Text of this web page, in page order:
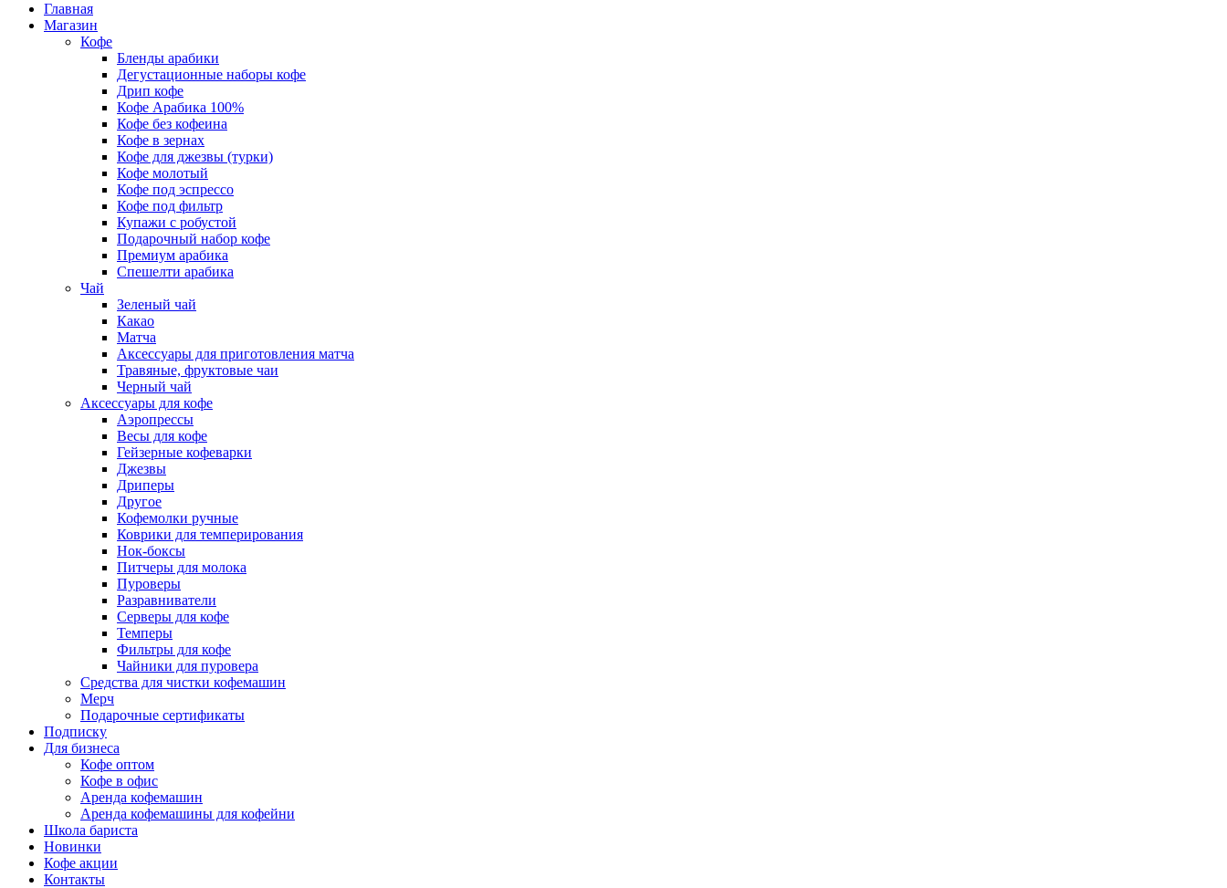
Главная
Магазин
Кофе
Бленды арабики
Дегустационные наборы кофе
Дрип кофе
Кофе Арабика 100%
Кофе без кофеина
Кофе в зернах
Кофе для джезвы (турки)
Кофе молотый
Кофе под эспрессо
Кофе под фильтр
Купажи с робустой
Подарочный набор кофе
Премиум арабика
Спешелти арабика
Чай
Зеленый чай
Какао
Матча
Аксессуары для приготовления матча
Травяные, фруктовые чаи
Черный чай
Аксессуары для кофе
Аэропрессы
Весы для кофе
Гейзерные кофеварки
Джезвы
Дриперы
Другое
Кофемолки ручные
Коврики для темперирования
Нок-боксы
Питчеры для молока
Пуроверы
Разравниватели
Серверы для кофе
Темперы
Фильтры для кофе
Чайники для пуровера
Средства для чистки кофемашин
Мерч
Подарочные сертификаты
Подписку
Для бизнеса
Кофе оптом
Кофе в офис
Аренда кофемашин
Аренда кофемашины для кофейни
Школа бариста
Новинки
Кофе акции
Контакты